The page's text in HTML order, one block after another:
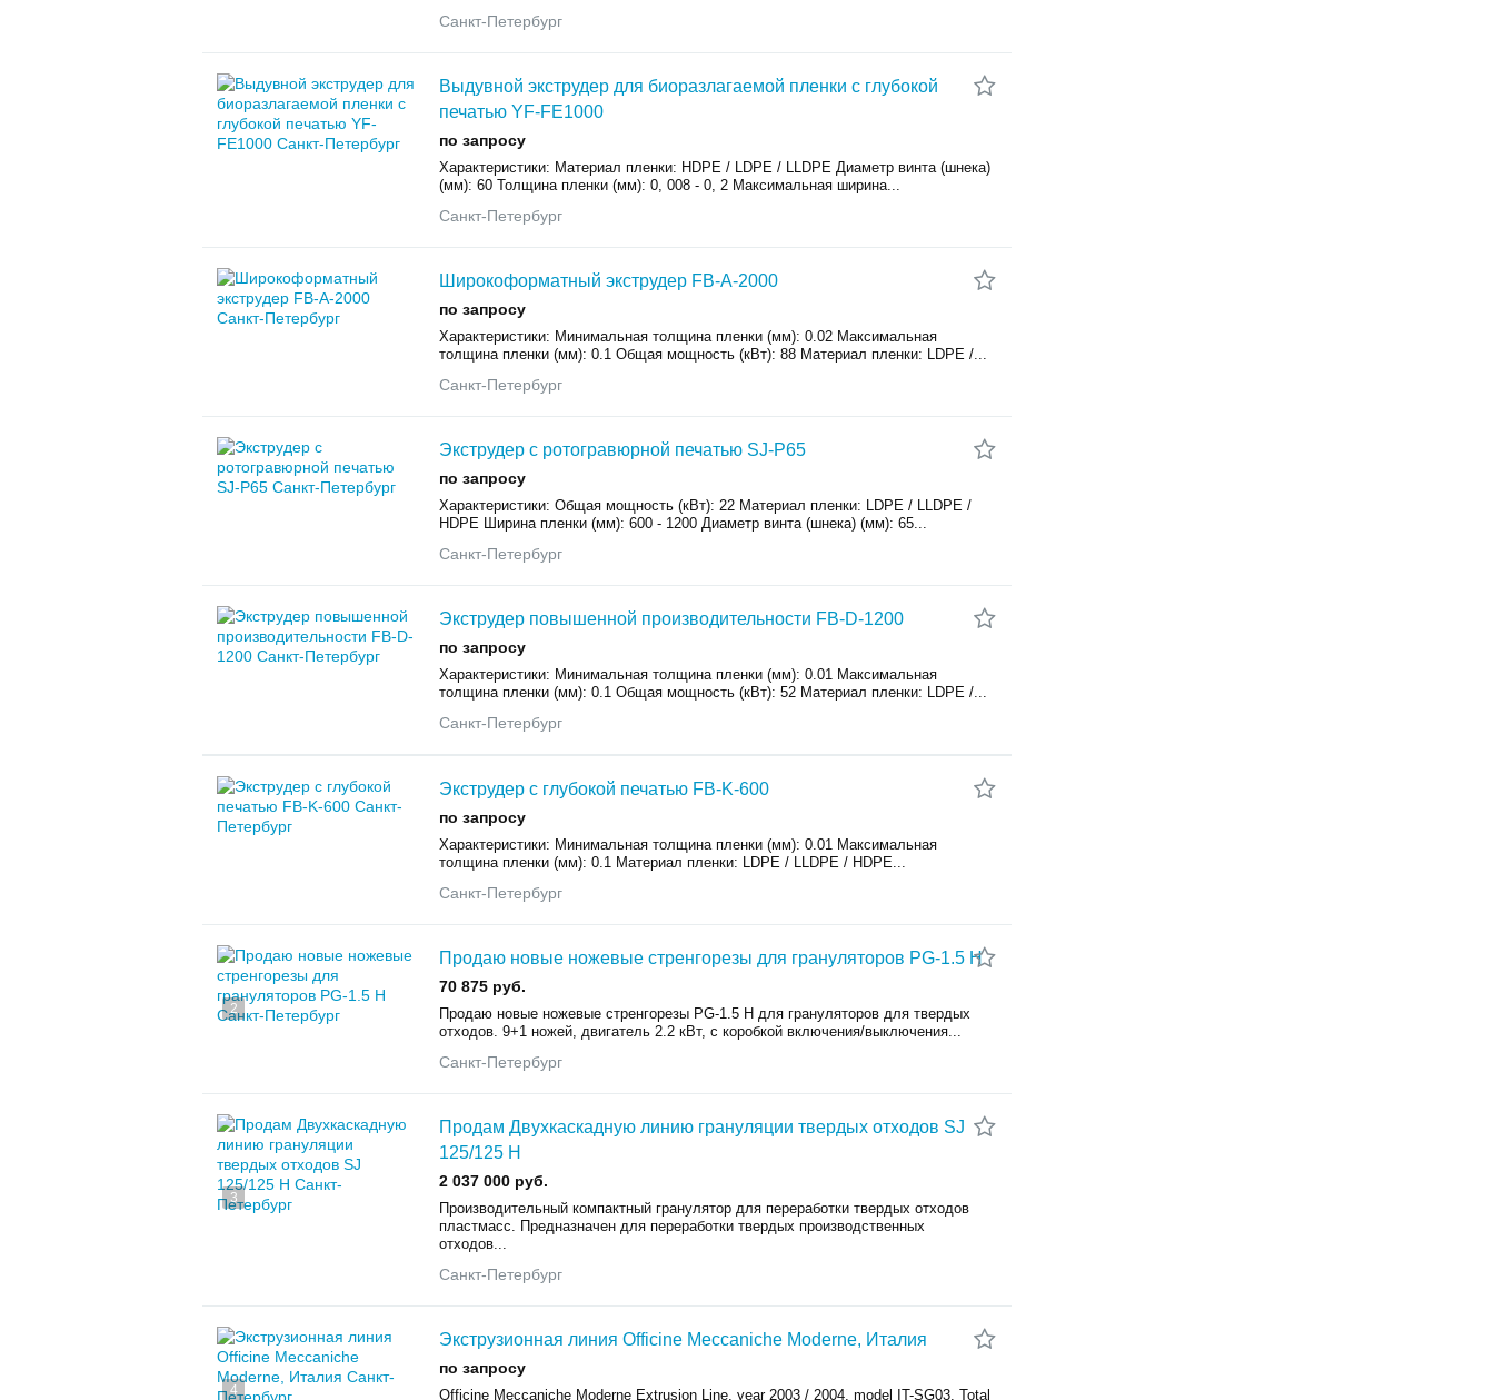
Санкт-Петербург
Выдувной экструдер для биоразлагаемой пленки с глубокой
печатью YF-FE1000
по запросу
Характеристики: Материал пленки: HDPE / LDPE / LLDPE Диаметр винта (шнека)
(мм): 60 Толщина пленки (мм): 0, 008 - 0, 2 Максимальная ширина...
Санкт-Петербург
Широкоформатный экструдер FB-A-2000
по запросу
Характеристики: Минимальная толщина пленки (мм): 0.02 Максимальная
толщина пленки (мм): 0.1 Общая мощность (кВт): 88 Материал пленки: LDPE /...
Санкт-Петербург
Экструдер с ротогравюрной печатью SJ-P65
по запросу
Характеристики: Общая мощность (кВт): 22 Материал пленки: LDPE / LLDPE /
HDPE Ширина пленки (мм): 600 - 1200 Диаметр винта (шнека) (мм): 65...
Санкт-Петербург
Экструдер повышенной производительности FB-D-1200
по запросу
Характеристики: Минимальная толщина пленки (мм): 0.01 Максимальная
толщина пленки (мм): 0.1 Общая мощность (кВт): 52 Материал пленки: LDPE /...
Санкт-Петербург
Экструдер с глубокой печатью FB-K-600
по запросу
Характеристики: Минимальная толщина пленки (мм): 0.01 Максимальная
толщина пленки (мм): 0.1 Материал пленки: LDPE / LLDPE / HDPE...
Санкт-Петербург
2
Продаю новые ножевые стренгорезы для грануляторов PG-1.5 H
70 875 руб.
Продаю новые ножевые стренгорезы PG-1.5 H для грануляторов для твердых
отходов. 9+1 ножей, двигатель 2.2 кВт, с коробкой включения/выключения...
Санкт-Петербург
3
Продам Двухкаскадную линию грануляции твердых отходов SJ
125/125 H
2 037 000 руб.
Производительный компактный гранулятор для переработки твердых отходов
пластмасс. Предназначен для переработки твердых производственных
отходов...
Санкт-Петербург
4
Экструзионная линия Officine Meccaniche Moderne, Италия
по запросу
Officine Meccaniche Moderne Extrusion Line, year 2003 / 2004, model IT-SG03. Total